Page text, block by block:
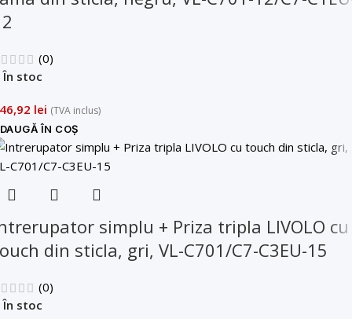
(0)
În stoc
lei (TVA inclus)
ÎN COȘ
simplu + Priza tripla LIVOLO cu
din sticla, gri, VL-C701/C7-C3EU-15
(0)
În stoc